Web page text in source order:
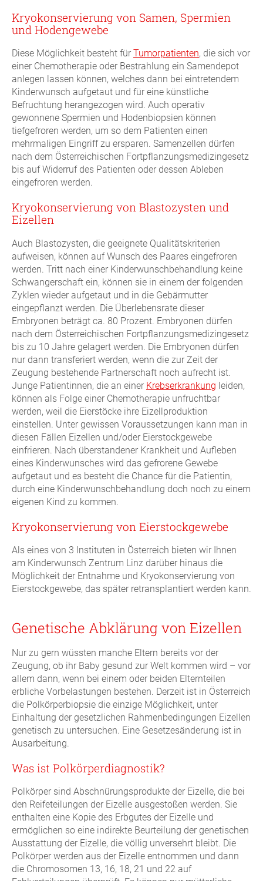
Kryokonservierung von Samen, Spermien
und Hodengewebe
Diese Möglichkeit besteht für Tumorpatienten, die sich vor
einer Chemotherapie oder Bestrahlung ein Samendepot
anlegen lassen können, welches dann bei eintretendem
Kinderwunsch aufgetaut und für eine künstliche
Befruchtung herangezogen wird. Auch operativ
gewonnene Spermien und Hodenbiopsien können
tiefgefroren werden, um so dem Patienten einen
mehrmaligen Eingriff zu ersparen. Samenzellen dürfen
nach dem Österreichischen Fortpflanzungsmedizingesetz
bis auf Widerruf des Patienten oder dessen Ableben
eingefroren werden.
Kryokonservierung von Blastozysten und
Eizellen
Auch Blastozysten, die geeignete Qualitätskriterien
aufweisen, können auf Wunsch des Paares eingefroren
werden. Tritt nach einer Kinderwunschbehandlung keine
Schwangerschaft ein, können sie in einem der folgenden
Zyklen wieder aufgetaut und in die Gebärmutter
eingepflanzt werden. Die Überlebensrate dieser
Embryonen beträgt ca. 80 Prozent. Embryonen dürfen
nach dem Österreichischen Fortpflanzungsmedizingesetz
bis zu 10 Jahre gelagert werden. Die Embryonen dürfen
nur dann transferiert werden, wenn die zur Zeit der
Zeugung bestehende Partnerschaft noch aufrecht ist.
Junge Patientinnen, die an einer Krebserkrankung leiden,
können als Folge einer Chemotherapie unfruchtbar
werden, weil die Eierstöcke ihre Eizellproduktion
einstellen. Unter gewissen Voraussetzungen kann man in
diesen Fällen Eizellen und/oder Eierstockgewebe
einfrieren. Nach überstandener Krankheit und Aufleben
eines Kinderwunsches wird das gefrorene Gewebe
aufgetaut und es besteht die Chance für die Patientin,
durch eine Kinderwunschbehandlung doch noch zu einem
eigenen Kind zu kommen.
Kryokonservierung von Eierstockgewebe
Als eines von 3 Instituten in Österreich bieten wir Ihnen
am Kinderwunsch Zentrum Linz darüber hinaus die
Möglichkeit der Entnahme und Kryokonservierung von
Eierstockgewebe, das später retransplantiert werden kann.
Genetische Abklärung von Eizellen
Nur zu gern wüssten manche Eltern bereits vor der
Zeugung, ob ihr Baby gesund zur Welt kommen wird – vor
allem dann, wenn bei einem oder beiden Elternteilen
erbliche Vorbelastungen bestehen. Derzeit ist in Österreich
die Polkörperbiopsie die einzige Möglichkeit, unter
Einhaltung der gesetzlichen Rahmenbedingungen Eizellen
genetisch zu untersuchen. Eine Gesetzesänderung ist in
Ausarbeitung.
Was ist Polkörperdiagnostik?
Polkörper sind Abschnürungsprodukte der Eizelle, die bei
den Reifeteilungen der Eizelle ausgestoßen werden. Sie
enthalten eine Kopie des Erbgutes der Eizelle und
ermöglichen so eine indirekte Beurteilung der genetischen
Ausstattung der Eizelle, die völlig unversehrt bleibt. Die
Polkörper werden aus der Eizelle entnommen und dann
die Chromosomen 13, 16, 18, 21 und 22 auf